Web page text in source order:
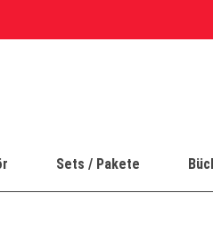
Sets / Pakete